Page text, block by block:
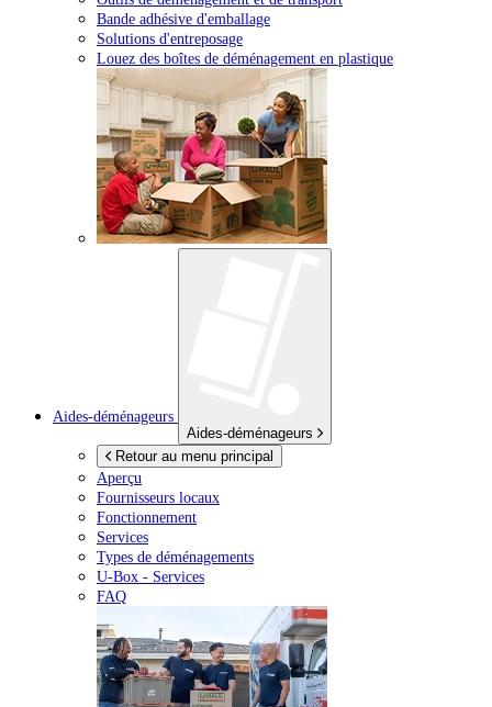
Bande adhésive d'emballage
Solutions d'entreposage
Louez des boîtes de déménagement en plastique
Aides-déménageurs
Aides-déménageurs
Retour au menu principal
Aperçu
Fournisseurs locaux
Fonctionnement
Services
Types de déménagements
U-Box - Services
FAQ